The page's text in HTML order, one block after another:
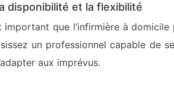
disponibilité et la flexibilité
important que l’infirmière à
un professionnel capable de
aux imprévus.